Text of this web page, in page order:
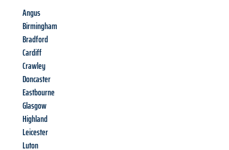
Angus
Birmingham
Bradford
Cardiff
Crawley
Doncaster
Eastbourne
Glasgow
Highland
Leicester
Luton